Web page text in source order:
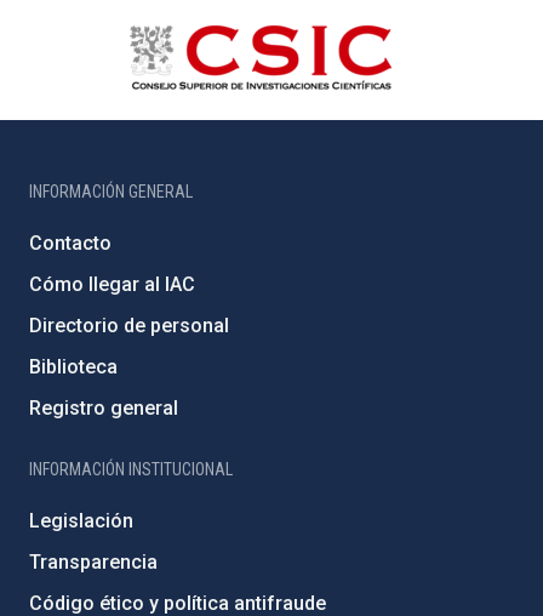
INFORMACIÓN GENERAL
Contacto
Cómo llegar al IAC
Directorio de personal
Biblioteca
Registro general
INFORMACIÓN INSTITUCIONAL
Legislación
Transparencia
Código ético y política antifraude